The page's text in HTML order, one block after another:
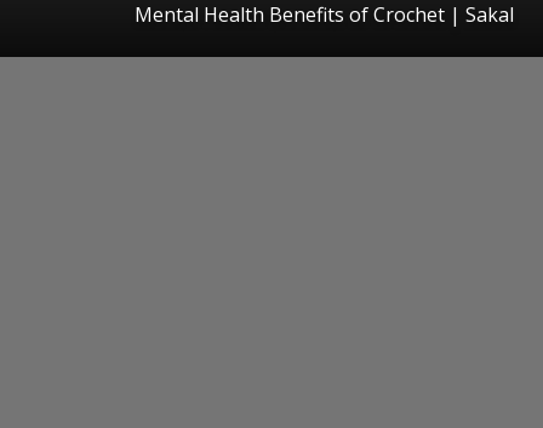
Mental Health Benefits of Crochet | Sakal